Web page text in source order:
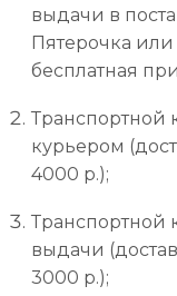
выдачи в
Пятерочка или
бесплатная
Транспортной
курьером
4000 р.);
Транспортной
выдачи
3000 р.);